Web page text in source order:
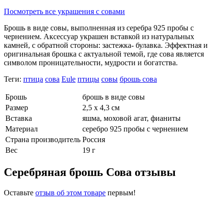
Посмотреть все украшения с совами
Брошь в виде совы, выполненная из серебра 925 пробы с
чернением. Аксессуар украшен вставкой из натуральных
камней, с обратной стороны: застежка- булавка. Эффектная и
оригинальная брошка с актуальной темой, где сова является
символом проницательности, мудрости и богатства.
Теги: птица сова Eule птицы совы брошь сова
Брошь
брошь в виде совы
Размер
2,5 х 4,3 см
Вставка
яшма, моховой агат, фианиты
Материал
серебро 925 пробы с чернением
Страна производитель Россия
Вес
19 г
Серебряная брошь Сова отзывы
Оставьте отзыв об этом товаре первым!